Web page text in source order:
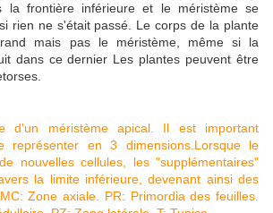
la frontière inférieure et le méristème se
rien ne s'était passé. Le corps de la plante
mais pas le méristème, même si la
dans ce dernier Les plantes peuvent être
d'un méristème apical. Il est important
représenter en 3 dimensions.Lorsque le
nouvelles cellules, les "supplémentaires"
la limite inférieure, devenant ainsi des
Zone axiale. PR: Primordia des feuilles.